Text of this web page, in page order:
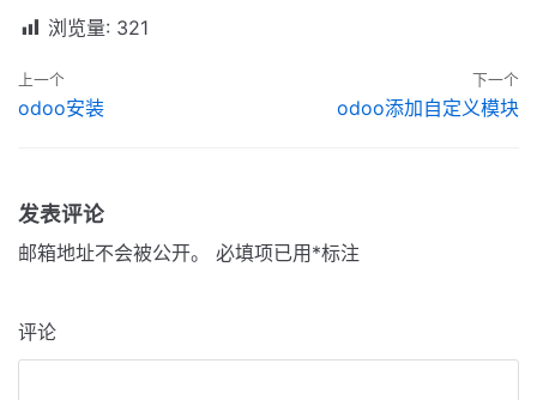
浏览量: 321
上一个
odoo安装
下一个
odoo添加自定义模块
发表评论
邮箱地址不会被公开。 必填项已用 *标注
评论